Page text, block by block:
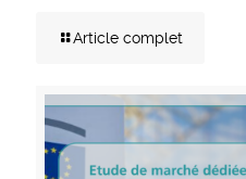
Article complet